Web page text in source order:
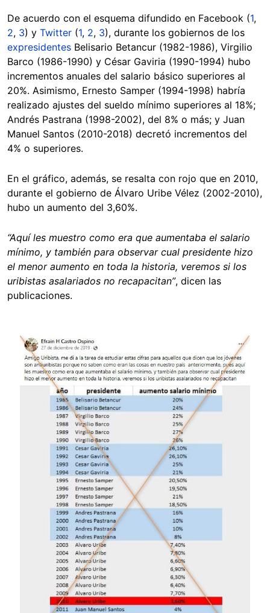
De acuerdo con el esquema difundido en Facebook (1,
2, 3) y Twitter (1, 2, 3), durante los gobiernos de los
expresidentes Belisario Betancur (1982-1986), Virgilio
Barco (1986-1990) y César Gaviria (1990-1994) hubo
incrementos anuales del salario básico superiores al
20%. Asimismo, Ernesto Samper (1994-1998) habría
realizado ajustes del sueldo mínimo superiores al 18%;
Andrés Pastrana (1998-2002), del 8% o más; y Juan
Manuel Santos (2010-2018) decretó incrementos del
4% o superiores.
En el gráfico, además, se resalta con rojo que en 2010,
durante el gobierno de Álvaro Uribe Vélez (2002-2010),
hubo un aumento del 3,60%.
“Aquí les muestro como era que aumentaba el salario
mínimo, y también para observar cual presidente hizo
el menor aumento en toda la historia, veremos si los
uribistas asalariados no recapacitan”, dicen las
publicaciones.
Image